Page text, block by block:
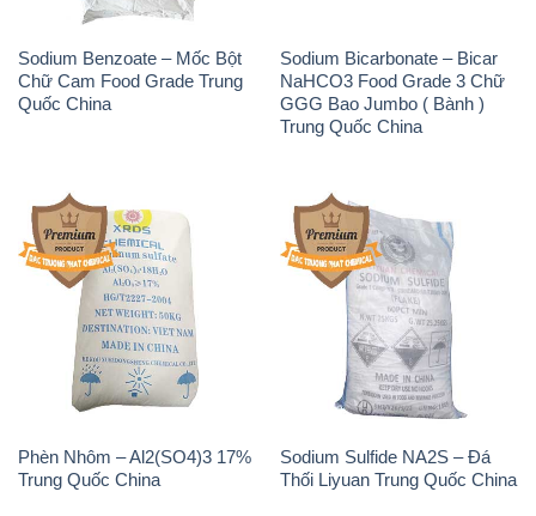
Chính sách và quy định chung
Tin tức
Liên hệ
📞PHÒNG KINH DOANH - CÔNG TY HÓA CHẤT
ĐẮC TRƯỜNG PHÁT
🌐 Website: https://hoachatviet.net/
📞 Hotline: - 0933.920.505 - 028.3504.5555
- 028.3756.1835 - 028.3756.1840 - 028.3756.1841-
028.3756.1842
- 0932.660.696 - 0901.326.566 - 0906.387.866 -
0902.765.866